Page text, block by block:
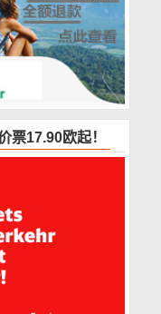
票17.90欧起！